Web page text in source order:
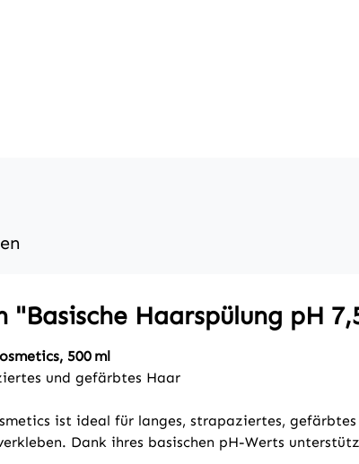
Haarspülung pH
500 ml
und gefärbtes Haar
ist ideal für langes, strapaziertes,
Dank ihres basischen pH-Werts